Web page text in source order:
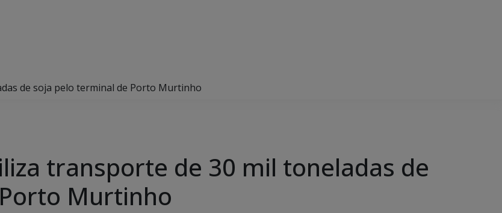
de soja pelo terminal de Porto Murtinho
transporte de 30 mil toneladas de
Murtinho